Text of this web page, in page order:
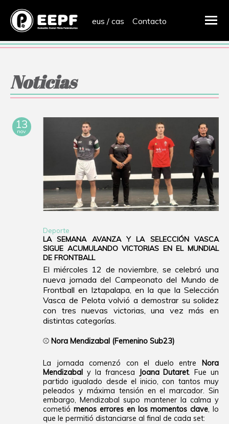
eus / cas Contacto
Noticias
13
nov
Deporte
LA SEMANA AVANZA Y LA SELECCIÓN VASCA
SIGUE ACUMULANDO VICTORIAS EN EL MUNDIAL
DE FRONTBALL
El miércoles 12 de noviembre, se celebró una
nueva jornada del Campeonato del Mundo de
Frontball en Iztapalapa, en la que la Selección
Vasca de Pelota volvió a demostrar su solidez
con tres nuevas victorias, una vez más en
distintas categorías.
⚾ Nora Mendizabal (Femenino Sub23)
La jornada comenzó con el duelo entre Nora
Mendizabal y la francesa Joana Dutaret. Fue un
partido igualado desde el inicio, con tantos muy
peleados y máxima tensión en el marcador. Sin
embargo, Mendizabal supo mantener la calma y
cometiómenos errores en los momentos clave, lo
que le permitió distanciarse al final de cada set: